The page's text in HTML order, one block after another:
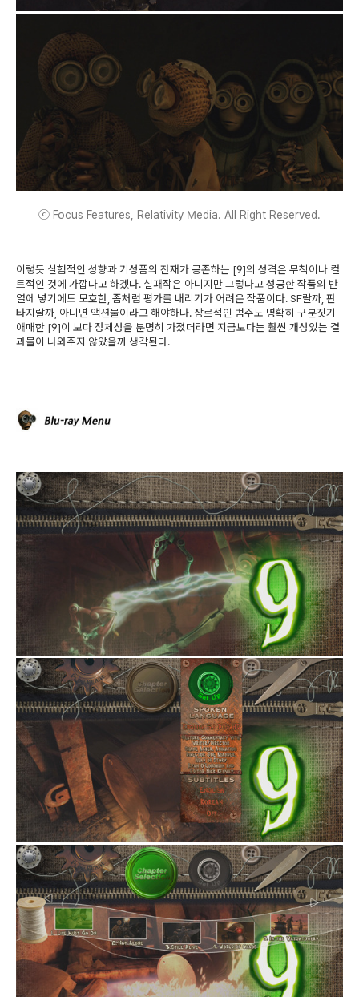
ⓒ Focus Features, Relativity Media. All Right Reserved.
이렇듯 실험적인 성향과 기성품의 잔재가 공존하는 [9]의 성격은 무척이나 컬
트적인 것에 가깝다고 하겠다. 실패작은 아니지만 그렇다고 성공한 작품의 반
열에 넣기에도 모호한, 좀처럼 평가를 내리기가 어려운 작품이다. SF랄까, 판
타지랄까, 아니면 액션물이라고 해야하나. 장르적인 범주도 명확히 구분짓기
애매한 [9]이 보다 정체성을 분명히 가졌더라면 지금보다는 훨씬 개성있는 결
과물이 나와주지 않았을까 생각된다.